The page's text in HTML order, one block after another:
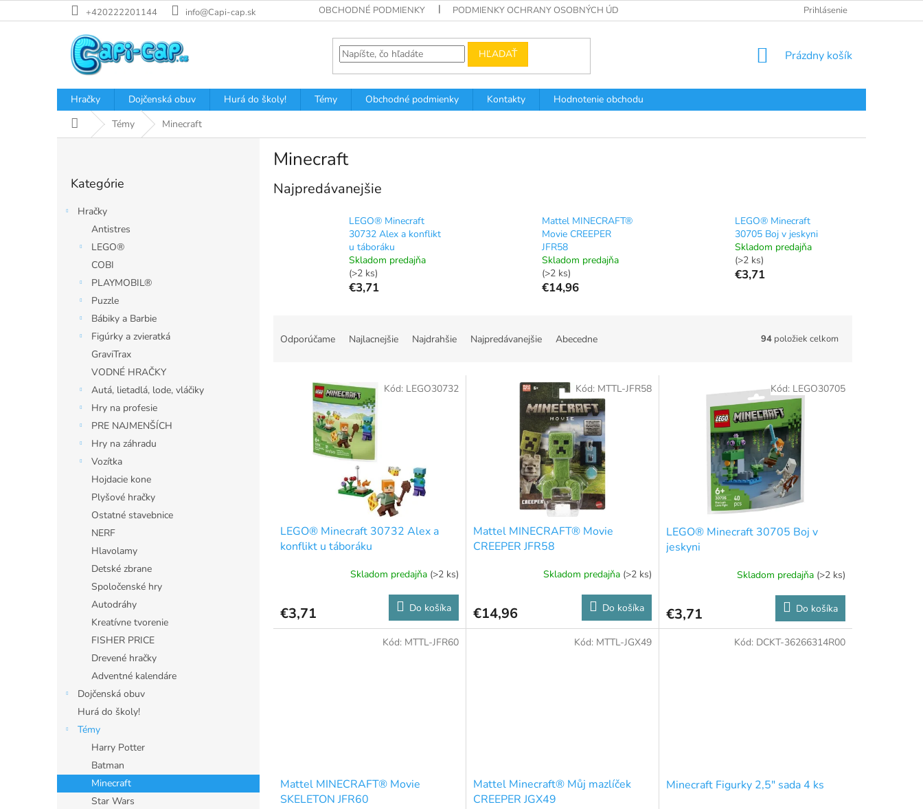
na
+420222201144 info@Capi-cap.sk OBCHODNÉ PODMIENKY PODMIENKY OCHRANY OSOBNÝCH ÚDAJOV Prihlásenie
HĽADAŤ
NÁKUPNÝ
Prázdny košík
Hračky Dojčenská obuv Hurá do školy! Témy Obchodné podmienky Kontakty
Hodnotenie obchodu
DomovTémy Minecraft
kategórie
Kategórie
Hračky
Antistres
LEGO®
COBI
PLAYMOBIL®
Puzzle
Bábiky a Barbie
Figúrky a zvieratká
GraviTrax
VODNÉ HRAČKY
Autá, lietadlá, lode, vláčiky
Hry na profesie
PRE NAJMENŠÍCH
Hry na záhradu
Vozítka
Hojdacie kone
Plyšové hračky
Ostatné stavebnice
NERF
Hlavolamy
Detské zbrane
Spoločenské hry
Autodráhy
Kreatívne tvorenie
FISHER PRICE
Drevené hračky
Adventné kalendáre
Dojčenská obuv
Hurá do školy!
Témy
Harry Potter
Batman
Minecraft
Star Wars
Minecraft
Najpredávanejšie
LEGO® Minecraft
30732 Alex a konflikt
u táboráku
Skladom predajňa
(>2 ks)
€3,71
Mattel MINECRAFT®
Movie CREEPER
JFR58
Skladom predajňa
(>2 ks)
€14,96
LEGO® Minecraft
30705 Boj v jeskyni
Skladom predajňa
(>2 ks)
€3,71
Odporúčame Najlacnejšie Najdrahšie Najpredávanejšie Abecedne 94 položiek celkom
LEGO® Minecraft 30732 Alex a
konflikt u táboráku
Skladom predajňa (>2 ks)
€3,71 Do košíka
Kód: LEGO30732
Mattel MINECRAFT® Movie
CREEPER JFR58
Skladom predajňa (>2 ks)
€14,96 Do košíka
Kód: MTTL-JFR58
LEGO® Minecraft 30705 Boj v
jeskyni
Skladom predajňa (>2 ks)
€3,71 Do košíka
Kód: LEGO30705
Mattel MINECRAFT® Movie
SKELETON JFR60
Kód: MTTL-JFR60
Mattel Minecraft® Můj mazlíček
CREEPER JGX49
Kód: MTTL-JGX49
Minecraft Figurky 2,5" sada 4 ks
Kód: DCKT-36266314R00